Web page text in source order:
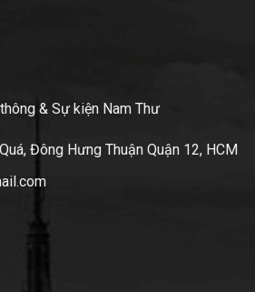
& Sự kiện Nam Thư
Đông Hưng Thuận Quận 12, HCM